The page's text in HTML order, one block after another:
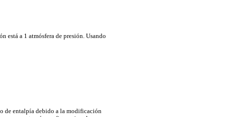
está a 1 atmósfera de presión. Usando
de entalpía debido a la modificación